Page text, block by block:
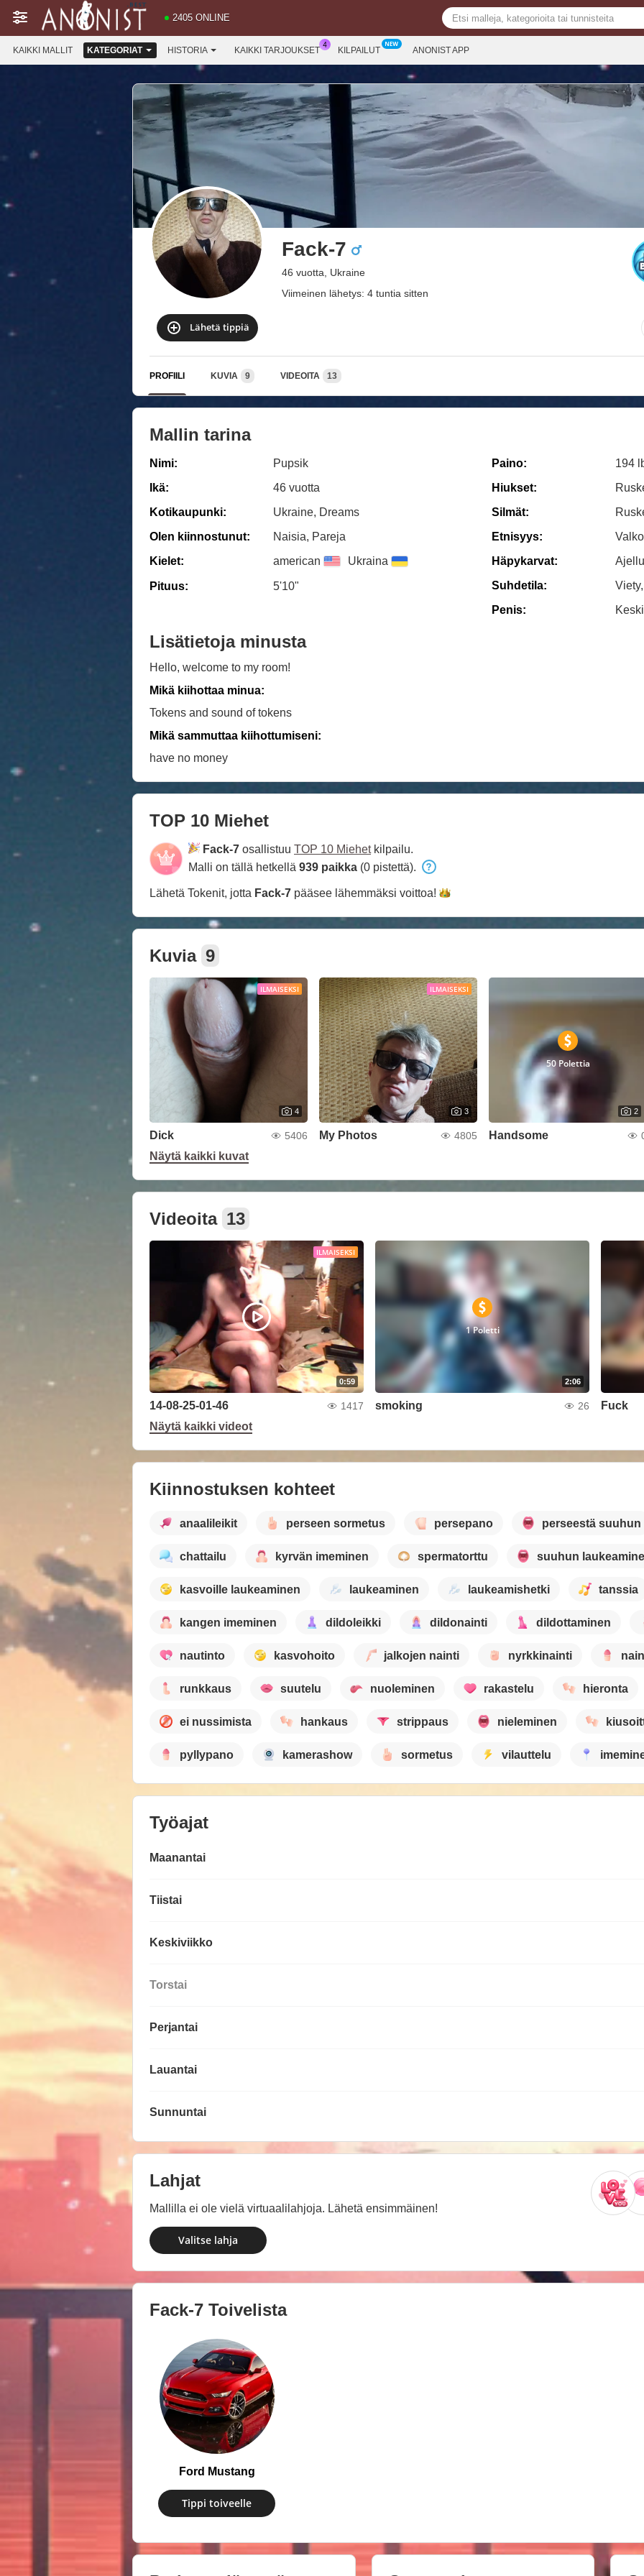
2405 ONLINE
KAIKKI MALLIT KATEGORIAT HISTORIA KAIKKI TARJOUKSET KILPAILUT ANONIST APP
Fack-7
46 vuotta, Ukraine
Viimeinen lähetys: 4 tuntia sitten
Lähetä tippiä
PROFIILI KUVIA 9 VIDEOITA 13
Mallin tarina
Nimi:
Pupsik
Ikä:
46 vuotta
Kotikaupunki:
Ukraine, Dreams
Olen kiinnostunut:
Naisia, Pareja
Kielet:
american Ukraina
Pituus: 5'10"
Paino:
194
Hiukset:
Silmät:
Etnisyys:
Häpykarvat:
Suhdetila:
Penis:
Lisätietoja minusta
Hello, welcome to my room!
Mikä kiihottaa minua:
Tokens and sound of tokens
Mikä sammuttaa kiihottumiseni:
have no money
TOP 10 Miehet
Fack-7 osallistuu TOP 10 Miehetkilpailu.
Malli on tällä hetkellä 939 paikka (0 pistettä).
Lähetä Tokenit, jotta Fack-7 pääsee lähemmäksi voittoa!
Kuvia 9
ILMAISEKSI
4
Dick 5406
ILMAISEKSI
3
My Photos 4805
50 Polettia
2
Handsome
Näytä kaikki kuvat
Videoita 13
ILMAISEKSI
0:59
14-08-25-01-46 1417
2:06
1 Poletti
smoking 26
Fuck
Näytä kaikki videot
Kiinnostuksen kohteet
anaalileikit perseen sormetus persepano perseestä suuhun
chattailu kyrvän imeminen spermatorttu suuhun
kasvoille laukeaminen laukeaminen laukeamishetki tanssia
kangen imeminen dildoleikki dildonainti dildottaminen
nautinto kasvohoito jalkojen nainti nyrkkinainti
runkkaus suutelu nuoleminen rakastelu hieronta
ei nussimista hankaus strippaus nieleminen
pyllypano kamerashow sormetus vilauttelu
Työajat
Maanantai
Tiistai
Keskiviikko
Torstai
Perjantai
Lauantai
Sunnuntai
Lahjat
Mallilla ei ole vielä virtuaalilahjoja. Lähetä ensimmäinen!
Valitse lahja
Fack-7 Toivelista
Ford Mustang
Tippi toiveelle